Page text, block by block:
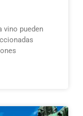
vino pueden